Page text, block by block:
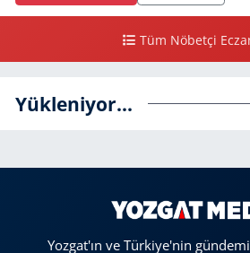
Tüm Nöbetçi
Yükleniyor...
Yozgat'ın ve Türkiye'nin